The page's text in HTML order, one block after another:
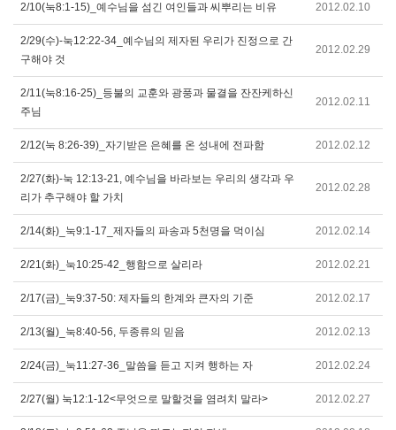
2/10(눅8:1-15)_예수님을 섬긴 여인들과 씨뿌리는 비유 2012.02.10
2/29(수)-눅12:22-34_예수님의 제자된 우리가 진정으로 간
구해야 것
2012.02.29
2/11(눅8:16-25)_등불의 교훈와 광풍과 물결을 잔잔케하신
주님
2012.02.11
2/12(눅 8:26-39)_자기받은 은혜를 온 성내에 전파함 2012.02.12
2/27(화)-눅 12:13-21, 예수님을 바라보는 우리의 생각과 우
리가 추구해야 할 가치
2012.02.28
2/14(화)_눅9:1-17_제자들의 파송과 5천명을 먹이심 2012.02.14
2/21(화)_눅10:25-42_행함으로 살리라 2012.02.21
2/17(금)_눅9:37-50: 제자들의 한계와 큰자의 기준 2012.02.17
2/13(월)_눅8:40-56, 두종류의 믿음 2012.02.13
2/24(금)_눅11:27-36_말씀을 듣고 지켜 행하는 자 2012.02.24
2/27(월) 눅12:1-12<무엇으로 말할것을 염려치 말라> 2012.02.27